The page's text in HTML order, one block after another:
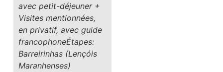
avec petit-déjeuner +
Visites mentionnées,
en privatif, avec guide
francophoneÉtapes:
Barreirinhas (Lençóis
Maranhenses)